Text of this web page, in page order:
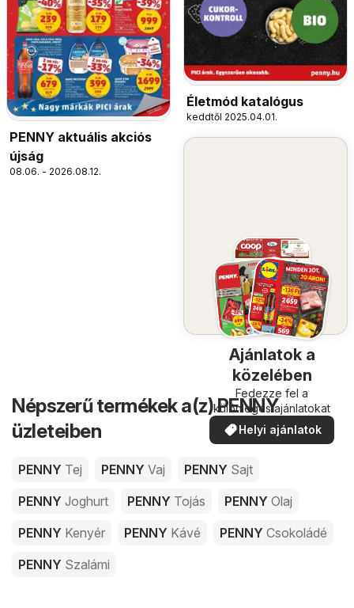
PENNY aktuális akciós
újság
08.06. - 2026.08.12.
Életmód katalógus
keddtől 2025.04.01.
Ajánlatok a
közelében
Fedezze fel a
különleges ajánlatokat
Helyi ajánlatok
Népszerű termékek a(z) PENNY
üzleteiben
PENNY Tej PENNY Vaj PENNY Sajt
PENNY Joghurt PENNY Tojás PENNY Olaj
PENNY Kenyér PENNY Kávé PENNY Csokoládé
PENNY Szalámi